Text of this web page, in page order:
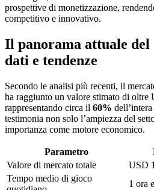
prospettive di monetizzazione,
competitivo e innovativo.
Il panorama attuale del
dati e tendenze
Secondo le analisi più recenti, il
ha raggiunto un valore stimato di oltre
rappresentando circa il 60%
testimonia non solo l’ampiezza del
importanza come motore economico.
Parametro
Valore di mercato totale
USD
Tempo medio di gioco
1 ora